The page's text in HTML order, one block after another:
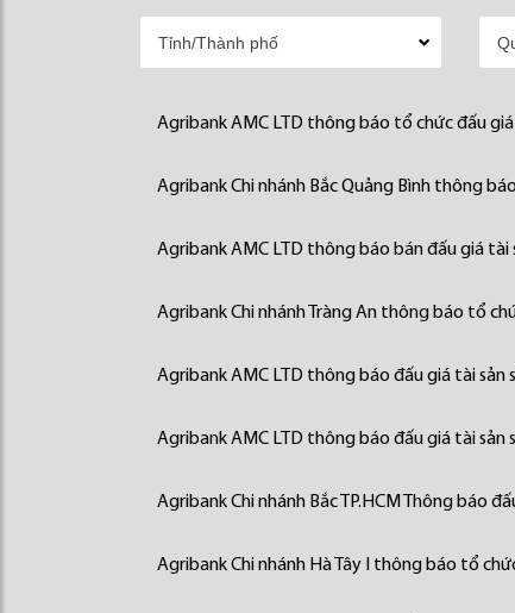
Agribank AMC LTD thông báo tổ chức đấu
Agribank Chi nhánh Bắc Quảng Bình thông
Agribank AMC LTD thông báo bán đấu giá tài
Agribank Chi nhánh Tràng An thông báo tổ
Agribank AMC LTD thông báo đấu giá tài sản
Agribank AMC LTD thông báo đấu giá tài sản
Agribank Chi nhánh Bắc TP.HCM Thông báo
Agribank Chi nhánh Hà Tây I thông báo tổ